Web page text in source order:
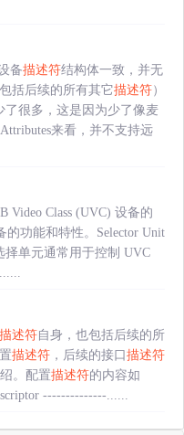
备描述符结构体一致，并无
括后续的所有其它描述符）
了很多，这是因为少了像麦
来看，并不支持远
Video Class (UVC) 设备的
的功能和特性。Selector Unit
择单元通常用于控制 UVC
描述符自身，也包括后续的所
描述符 ，后续的接口 描述符
。配置描述符的内容如
--------------......